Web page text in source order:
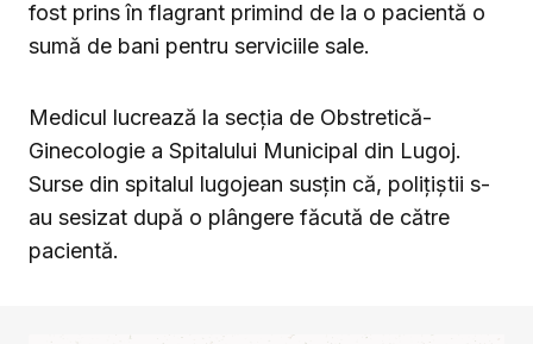
fost prins în flagrant primind de la o pacientă o
sumă de bani pentru serviciile sale.
Medicul lucrează la secția de Obstretică-
Ginecologie a Spitalului Municipal din Lugoj.
Surse din spitalul lugojean susțin că, polițiștii s-
au sesizat după o plângere făcută de către
pacientă.